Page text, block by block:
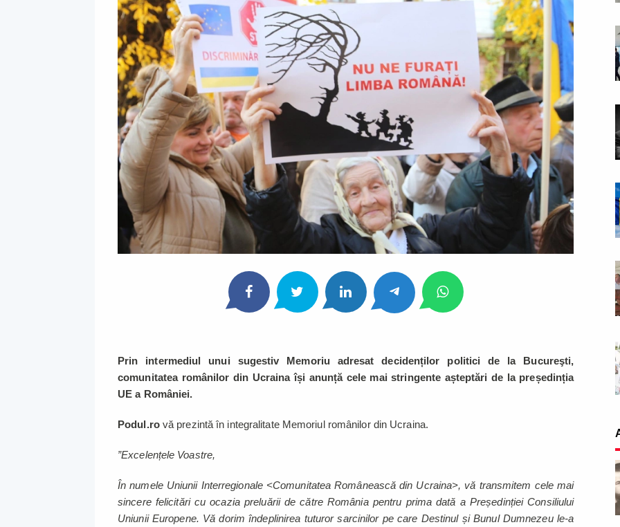
Prin intermediul unui sugestiv Memoriu adresat decidenților politici de la Bucureşti,
comunitatea românilor din Ucraina își anunță cele mai stringente așteptări de la președinția
UE a României.
Podul.rovă prezintă în integralitate Memoriul românilor din Ucraina.
”Excelențele Voastre,
În numele Uniunii Interregionale <Comunitatea Românească din Ucraina>, vă transmitem cele mai
sincere felicitări cu ocazia preluării de către România pentru prima dată a Președinției Consiliului
Uniunii Europene. Vă dorim îndeplinirea tuturor sarcinilor pe care Destinul și Bunul Dumnezeu le-a